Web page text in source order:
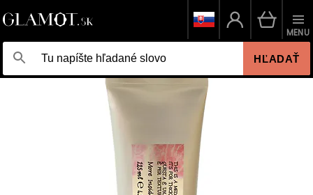
HĽADAŤ
MENU